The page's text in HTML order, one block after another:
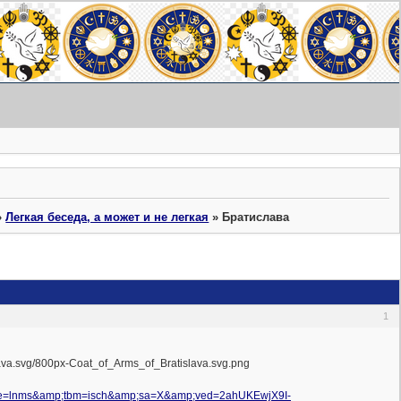
Легкая беседа, а может и не легкая »Братислава
1